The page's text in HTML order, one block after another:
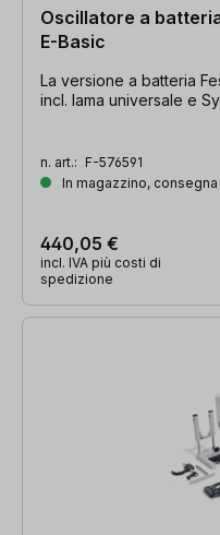
Oscillatore a batteria
E-Basic
La versione a batteria
incl. lama universale e
n. art.: F-576591
In magazzino,
440,05 €
incl. IVA più costi di
spedizione